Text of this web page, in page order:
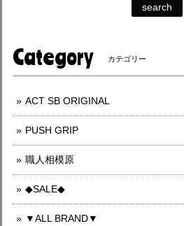
search
Category カテゴリー
ACT SB ORIGINAL
PUSH GRIP
職人相模原
◆SALE◆
▼ALL BRAND▼